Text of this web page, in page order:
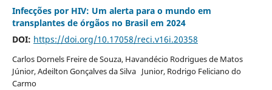
Infecções por HIV: Um alerta para o mundo em
transplantes de órgãos no Brasil em 2024
DOI: https://doi.org/10.17058/reci.v16i.20358
Carlos Dornels Freire de Souza, Havandécio Rodrigues de Matos
Júnior, Adeilton Gonçalves da Silva Junior, Rodrigo Feliciano do
Carmo